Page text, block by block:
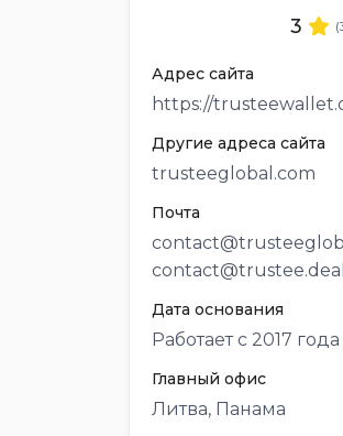
3
Адрес сайта
https://
Другие адреса сайта
trusteeglobal.com
Почта
Дата основания
Работает с 2017 года
Главный офис
Литва, Панама